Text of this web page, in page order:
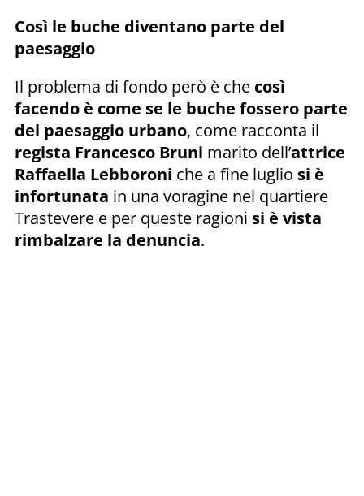
Così le buche diventano parte del
paesaggio
Il problema di fondo però è che così
facendo è come se le buche fossero parte
del paesaggio urbano, come racconta il
regista Francesco Bruni marito dell’attrice
Raffaella Lebboroni che a fine luglio si è
infortunata in una voragine nel quartiere
Trastevere e per queste ragioni si è vista
rimbalzare la denuncia.